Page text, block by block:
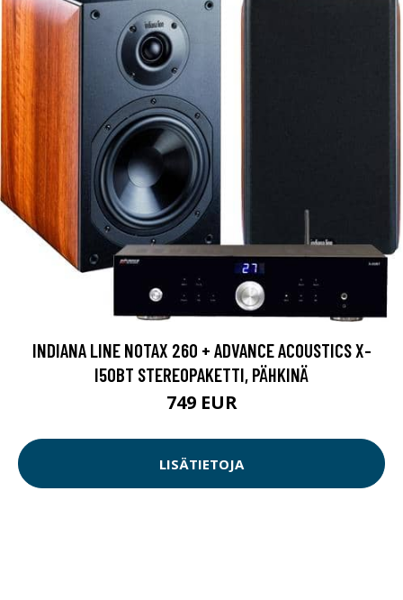
INDIANA LINE NOTAX 260 + ADVANCE ACOUSTICS X-
I50BT STEREOPAKETTI, PÄHKINÄ
749 EUR
LISÄTIETOJA